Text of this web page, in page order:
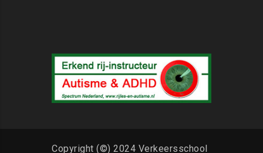
Copyright (©) 2024 Verkeersschool